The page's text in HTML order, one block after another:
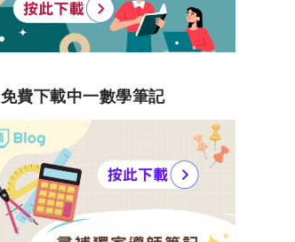
免費下載中一數學筆記